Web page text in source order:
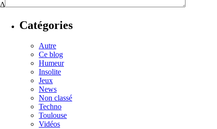
Δ
Catégories
Autre
Ce blog
Humeur
Insolite
Jeux
News
Non classé
Techno
Toulouse
Vidéos